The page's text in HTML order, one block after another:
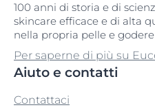
100 anni di storia e di
skincare efficace e di alta
nella propria pelle e
Per saperne di più su
Aiuto e contatti
Contattaci